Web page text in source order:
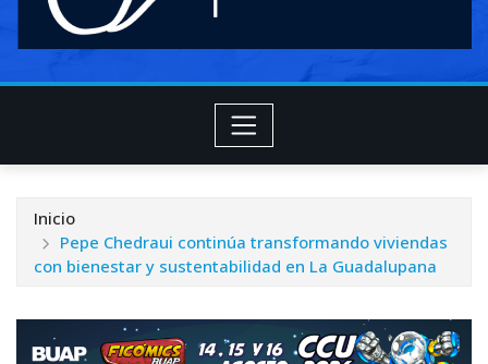
Inicio
Pepe Chedraui continúa transformando viviendas
con bienestar y sustentabilidad en La Guadalupana